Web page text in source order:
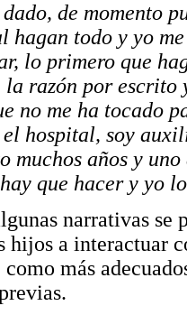
dado, de momento
hagan todo y yo
lo primero que
la razón por
no me ha tocado
hospital, soy
muchos años y
que hacer y yo
narrativas se
hijos a interactuar
más